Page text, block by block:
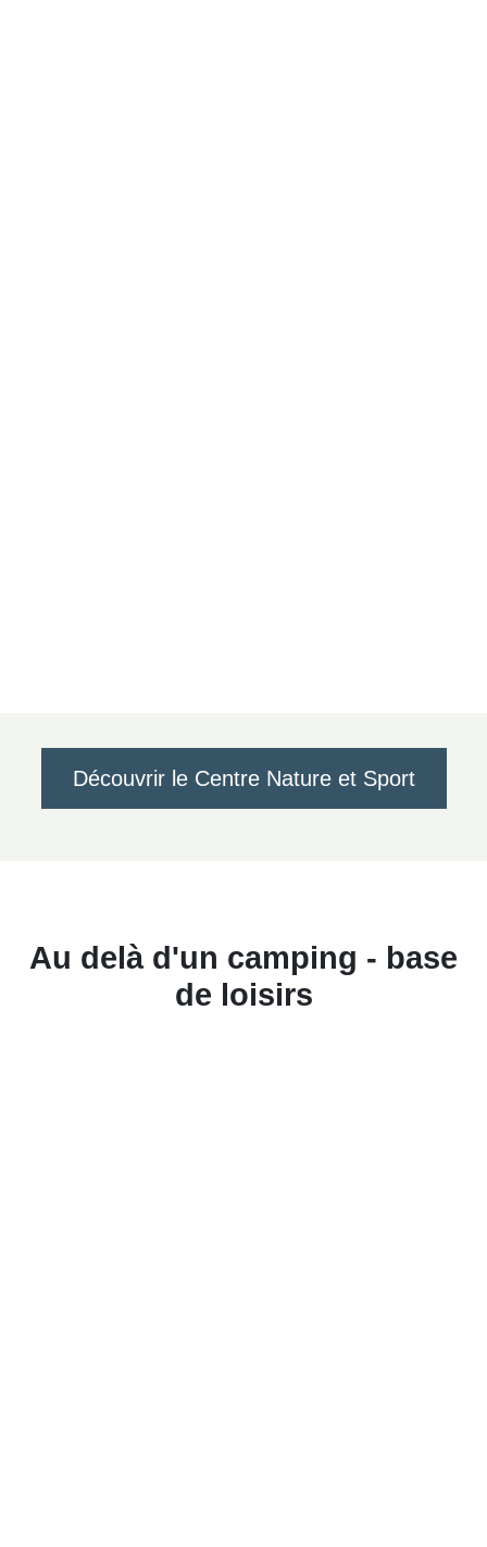
Découvrir le Centre Nature et Sport
Au delà d'un camping - base
de loisirs